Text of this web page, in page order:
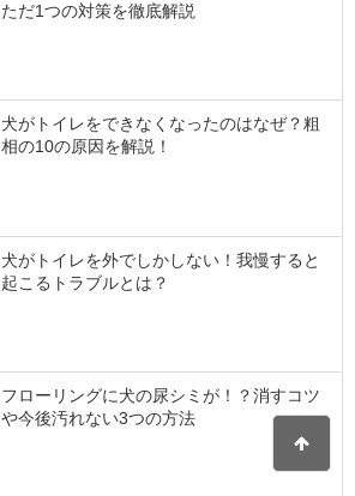
ただ1つの対策を徹底解説
犬がトイレをできなくなったのはなぜ？粗
相の10の原因を解説！
犬がトイレを外でしかしない！我慢すると
起こるトラブルとは？
フローリングに犬の尿シミが！？消すコツ
や今後汚れない3つの方法